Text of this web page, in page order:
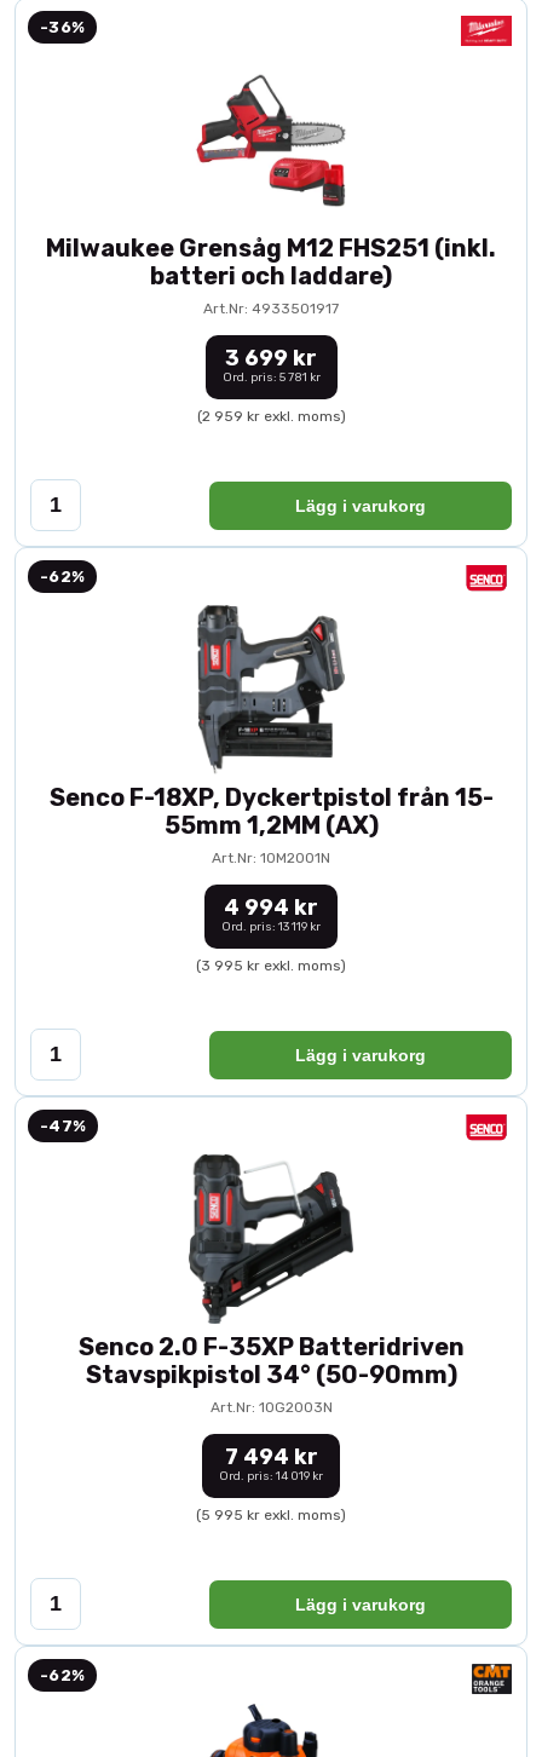
-36%
Milwaukee Grensåg M12 FHS251 (inkl.
batteri och laddare)
Art.Nr: 4933501917
3 699 kr
Ord. pris: 5 781 kr
(2 959 kr exkl. moms)
Lägg i varukorg
-62%
Senco F-18XP, Dyckertpistol från 15-
55mm 1,2MM (AX)
Art.Nr: 10M2001N
4 994 kr
Ord. pris: 13 119 kr
(3 995 kr exkl. moms)
Lägg i varukorg
-47%
Senco 2.0 F-35XP Batteridriven
Stavspikpistol 34° (50-90mm)
Art.Nr: 10G2003N
7 494 kr
Ord. pris: 14 019 kr
(5 995 kr exkl. moms)
Lägg i varukorg
-62%